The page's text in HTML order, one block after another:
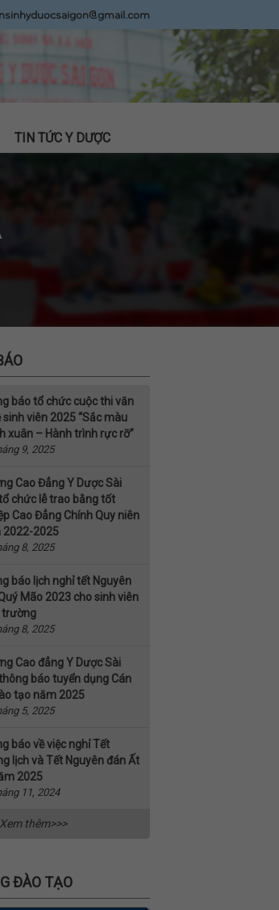
TIN TỨC Y DƯỢC
báo tổ chức cuộc thi văn
sinh viên 2025 “Sắc màu
xuân – Hành trình rực rỡ”
9, 2025
Cao Đẳng Y Dược Sài
chức lễ trao bằng tốt
Cao Đẳng Chính Quy niên
2022-2025
8, 2025
báo lịch nghỉ tết Nguyên
Mão 2023 cho sinh viên
8, 2025
Cao đẳng Y Dược Sài
báo tuyển dụng Cán
tạo năm 2025
5, 2025
báo về việc nghỉ Tết
lịch và Tết Nguyên đán Ất
2025
11, 2024
Xem thêm>>>
ĐÀO TẠO